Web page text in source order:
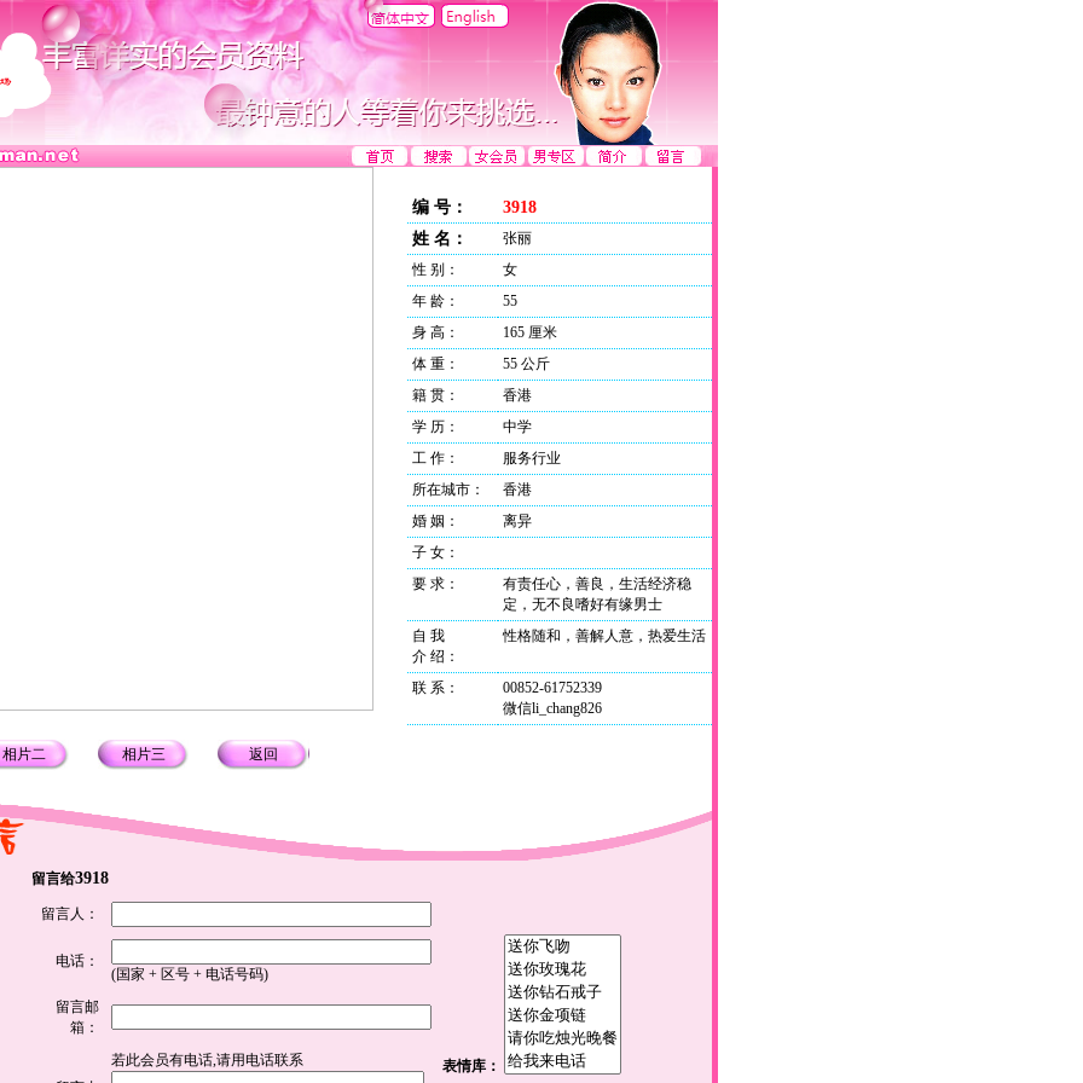
相片二 相片三 返回
编 号：
3918
姓 名：
张丽
性 别：
女
年 龄：
55
身 高：
165 厘米
体 重：
55 公斤
籍 贯：
香港
学 历：
中学
工 作：
服务行业
所在城市：
香港
婚 姻：
离异
子 女：
要 求：
有责任心，善良，生活经济稳
定，无不良嗜好有缘男士
自 我
介 绍 ：
性格随和，善解人意，热爱生活
联 系 ：
00852-61752339
微信li_chang826
留言给3918
留言人：
电话：
(国家 + 区号 + 电话号码)
留言邮
箱：
若此会员有电话,请用电话联系 表情库：